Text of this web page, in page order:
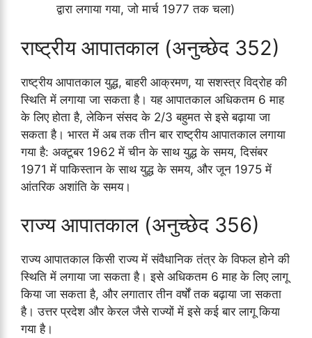
द्वारा लगाया गया, जो मार्च 1977 तक चला)
राष्ट्रीय आपातकाल (अनुच्छेद 352)
राष्ट्रीय आपातकाल युद्ध, बाहरी आक्रमण, या सशस्त्र विद्रोह की
स्थिति में लगाया जा सकता है। यह आपातकाल अधिकतम 6 माह
के लिए होता है, लेकिन संसद के 2/3 बहुमत से इसे बढ़ाया जा
सकता है। भारत में अब तक तीन बार राष्ट्रीय आपातकाल लगाया
गया है: अक्टूबर 1962 में चीन के साथ युद्ध के समय, दिसंबर
1971 में पाकिस्तान के साथ युद्ध के समय, और जून 1975 में
आंतरिक अशांति के समय।
राज्य आपातकाल (अनुच्छेद 356)
राज्य आपातकाल किसी राज्य में संवैधानिक तंत्र के विफल होने की
स्थिति में लगाया जा सकता है। इसे अधिकतम 6 माह के लिए लागू
किया जा सकता है, और लगातार तीन वर्षों तक बढ़ाया जा सकता
है। उत्तर प्रदेश और केरल जैसे राज्यों में इसे कई बार लागू किया
गया है।